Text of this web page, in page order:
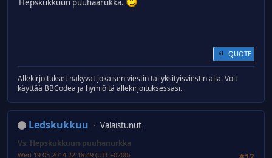
Hepskukkuun puuhaarukka.
QUOTE
Allekirjoitukset näkyvät jokaisen viestin tai yksityisviestin alla. Voit
käyttää BBCodea ja hymiöitä allekirjoituksessasi.
Ledskukkuu Valaistunut
Vs: Hepskukkuun puuhanurkka
Wed 19.03.2014 22:18:49 (UTC+0200)